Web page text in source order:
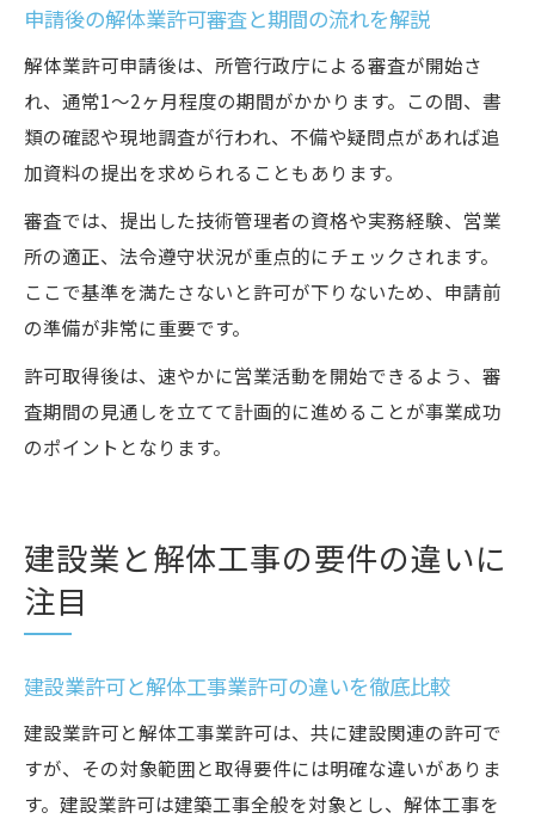
申請後の解体業許可審査と期間の流れを解説
解体業許可申請後は、所管行政庁による審査が開始さ
れ、通常1〜2ヶ月程度の期間がかかります。この間、書
類の確認や現地調査が行われ、不備や疑問点があれば追
加資料の提出を求められることもあります。
審査では、提出した技術管理者の資格や実務経験、営業
所の適正、法令遵守状況が重点的にチェックされます。
ここで基準を満たさないと許可が下りないため、申請前
の準備が非常に重要です。
許可取得後は、速やかに営業活動を開始できるよう、審
査期間の見通しを立てて計画的に進めることが事業成功
のポイントとなります。
建設業と解体工事の要件の違いに
注目
建設業許可と解体工事業許可の違いを徹底比較
建設業許可と解体工事業許可は、共に建設関連の許可で
すが、その対象範囲と取得要件には明確な違いがありま
す。建設業許可は建築工事全般を対象とし、解体工事を